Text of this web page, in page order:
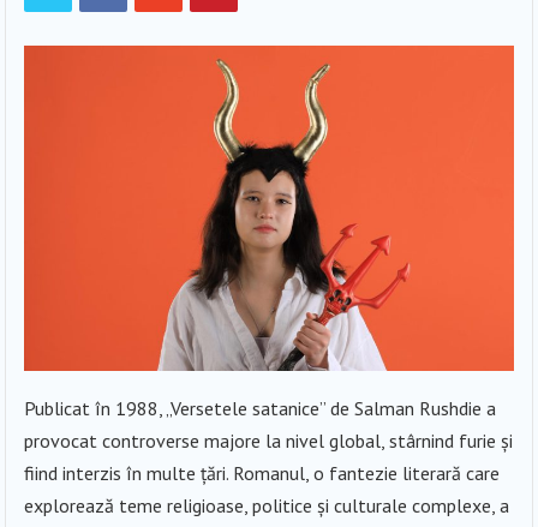
Publicat în 1988, „Versetele satanice” de Salman Rushdie a
provocat controverse majore la nivel global, stârnind furie și
fiind interzis în multe țări. Romanul, o fantezie literară care
explorează teme religioase, politice și culturale complexe, a